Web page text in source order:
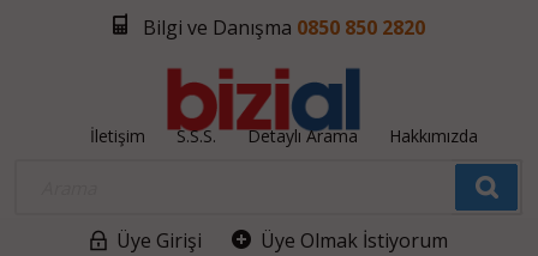
Bilgi ve Danışma 0850 850 2820
İletişim S.S.S. Detaylı Arama Hakkımızda
Üye Girişi Üye Olmak İstiyorum